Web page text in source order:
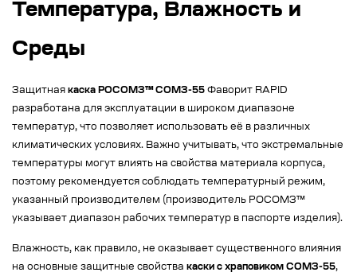
Температура, Влажность и
Среды
Защитная каска РОСОМЗ™ СОМЗ-55 Фаворит RAPID
разработана для эксплуатации в широком диапазоне
температур, что позволяет использовать её в различных
климатических условиях. Важно учитывать, что экстремальные
температуры могут влиять на свойства материала корпуса,
поэтому рекомендуется соблюдать температурный режим,
указанный производителем (производитель РОСОМЗ™
указывает диапазон рабочих температур в паспорте изделия).
Влажность, как правило, не оказывает существенного влияния
на основные защитные свойства каски с храповиком СОМЗ-55,